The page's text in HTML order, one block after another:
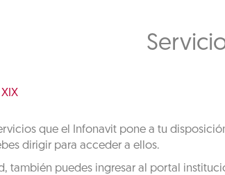
que el Infonavit pone a tu
dirigir para acceder a ellos.
también puedes ingresar al portal